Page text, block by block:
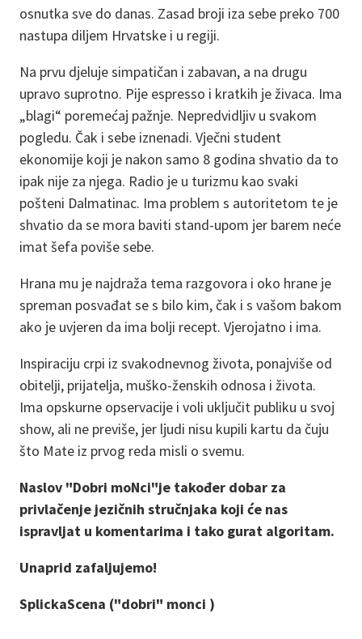
osnutka sve do danas. Zasad broji iza sebe preko 700
nastupa diljem Hrvatske i u regiji.
Na prvu djeluje simpatičan i zabavan, a na drugu
upravo suprotno. Pije espresso i kratkih je živaca. Ima
„blagi“ poremećaj pažnje. Nepredvidljiv u svakom
pogledu. Čak i sebe iznenadi. Vječni student
ekonomije koji je nakon samo 8 godina shvatio da to
ipak nije za njega. Radio je u turizmu kao svaki
pošteni Dalmatinac. Ima problem s autoritetom te je
shvatio da se mora baviti stand-upom jer barem neće
imat šefa poviše sebe.
Hrana mu je najdraža tema razgovora i oko hrane je
spreman posvađat se s bilo kim, čak i s vašom bakom
ako je uvjeren da ima bolji recept. Vjerojatno i ima.
Inspiraciju crpi iz svakodnevnog života, ponajviše od
obitelji, prijatelja, muško-ženskih odnosa i života.
Ima opskurne opservacije i voli uključit publiku u svoj
show, ali ne previše, jer ljudi nisu kupili kartu da čuju
što Mate iz prvog reda misli o svemu.
Naslov "Dobri moNci"je također dobar za
privlačenje jezičnih stručnjaka koji će nas
ispravljat u komentarima i tako gurat algoritam.
Unaprid zafaljujemo!
SplickaScena ("dobri" monci )